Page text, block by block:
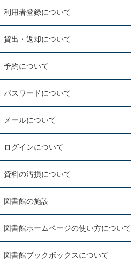
利用者登録について
貸出・返却について
予約について
パスワードについて
メールについて
ログインについて
資料の汚損について
図書館の施設
図書館ホームページの使い方について
図書館ブックボックスについて